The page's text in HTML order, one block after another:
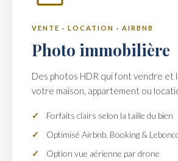
VENTE · LOCATION · AIRBNB
Photo immobilière
Des photos HDR qui font vendre et
votre maison, appartement ou
Forfaits clairs selon la taille du bien
Optimisé Airbnb, Booking &
Option vue aérienne par drone